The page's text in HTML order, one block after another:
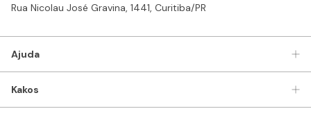
Rua Nicolau José Gravina, 1441, Curitiba/PR
Ajuda
Kakos